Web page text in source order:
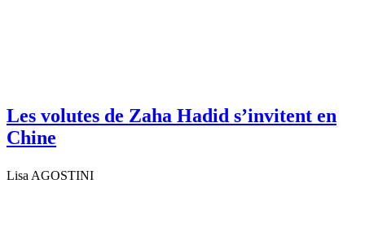
Les volutes de Zaha Hadid s’invitent en
Chine
Lisa AGOSTINI